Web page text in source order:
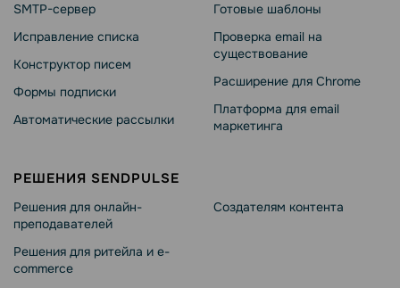
SMTP-сервер
Исправление списка
Конструктор писем
Формы подписки
Автоматические рассылки
Готовые шаблоны
Проверка email на
существование
Расширение для Chrome
Платформа для email
маркетинга
РЕШЕНИЯ SENDPULSE
Решения для онлайн-
преподавателей
Решения для ритейла и e-
commerce
Создателям контента